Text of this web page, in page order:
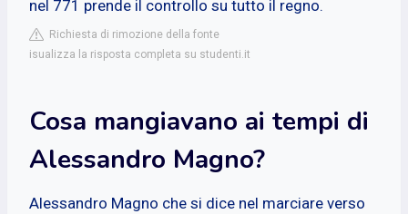
nel 771 prende il controllo su tutto il regno.
Richiesta di rimozione della fonte
isualizza la risposta completa su studenti.it
Cosa mangiavano ai tempi di
Alessandro Magno?
Alessandro Magno che si dice nel marciare verso